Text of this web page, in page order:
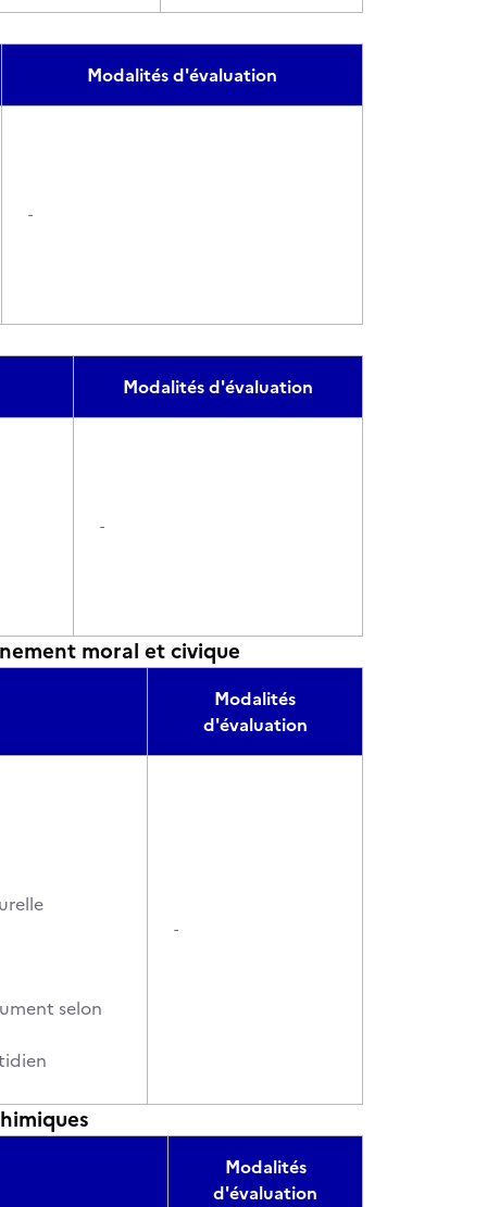
Modalités d'évaluation
-
Modalités d'évaluation
-
moral et civique
Modalités
d'évaluation
selon
-
Modalités
d'évaluation